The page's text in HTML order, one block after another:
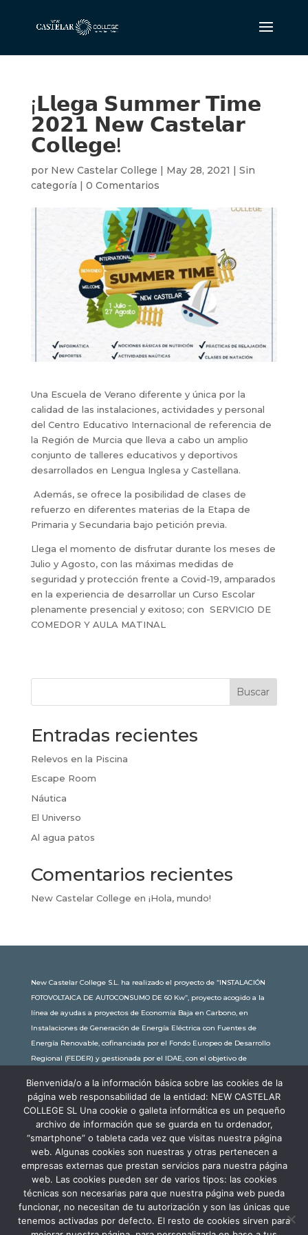
¡𝗟𝗹𝗲𝗴𝗮 𝗦𝘂𝗺𝗺𝗲𝗿 𝗧𝗶𝗺𝗲
𝟮𝟬𝟮𝟭 𝗡𝗲𝘄 𝗖𝗮𝘀𝘁𝗲𝗹𝗮𝗿
𝗖𝗼𝗹𝗹𝗲𝗴𝗲!
por New Castelar College | May 28, 2021 | Sin
categoría | 0 Comentarios
Una Escuela de Verano diferente y única por la
calidad de las instalaciones, actividades y personal
del Centro Educativo Internacional de referencia de
la Región de Murcia que lleva a cabo un amplio
conjunto de talleres educativos y deportivos
desarrollados en Lengua Inglesa y Castellana.
Además, se ofrece la posibilidad de clases de
refuerzo en diferentes materias de la Etapa de
Primaria y Secundaria bajo petición previa.
Llega el momento de disfrutar durante los meses de
Julio y Agosto, con las máximas medidas de
seguridad y protección frente a Covid-19, amparados
en la experiencia de desarrollar un Curso Escolar
plenamente presencial y exitoso; con SERVICIO DE
COMEDOR Y AULA MATINAL
Buscar
Entradas recientes
Relevos en la Piscina
Escape Room
Náutica
El Universo
Al agua patos
Comentarios recientes
New Castelar College en ¡Hola, mundo!
New Castelar College S.L. ha realizado el proyecto de “INSTALACIÓN
FOTOVOLTAICA DE AUTOCONSUMO DE 60 Kw”, proyecto acogido a la
línea de ayudas a proyectos de Economía Baja en Carbono, en
Instalaciones de Generación de Energía Eléctrica con Fuentes de
Energía Renovable, cofinanciada por el Fondo Europeo de Desarrollo
Regional (FEDER) y gestionada por el IDAE, con el objetivo de
subvención de 30.245,63€. Con una potencia instalada de 60kW, la
comunidad educativa de New Castelar ahorra al planeta 34,79
toneladas de CO2 al año, lo que equivale a recorrer 116.677 km en coche
o plantar 116 árboles al año.
Bienvenida/o a la información básica sobre las cookies de la
página web responsabilidad de la entidad: NEW CASTELAR
COLLEGE SL Una cookie o galleta informática es un pequeño
archivo de información que se guarda en tu ordenador,
“smartphone” o tableta cada vez que visitas nuestra página
web. Algunas cookies son nuestras y otras pertenecen a
empresas externas que prestan servicios para nuestra página
web. Las cookies pueden ser de varios tipos: las cookies
técnicas son necesarias para que nuestra página web pueda
funcionar, no necesitan de tu autorización y son las únicas que
tenemos activadas por defecto. El resto de cookies sirven para